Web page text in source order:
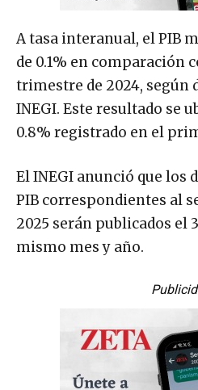
A tasa interanual, el PIB
de 0.1% en comparación
trimestre de 2024, según
INEGI. Este resultado se
0.8% registrado en el
El INEGI anunció que los
PIB correspondientes al
2025 serán publicados el
mismo mes y año.